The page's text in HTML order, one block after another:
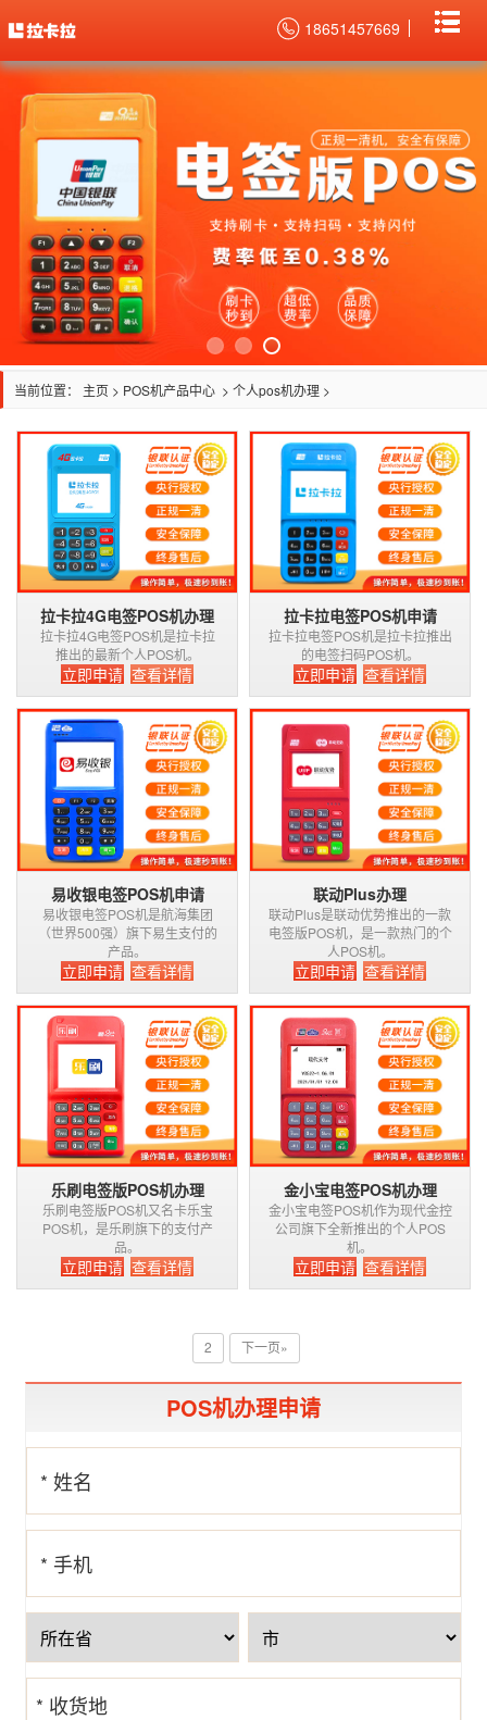
18651457669
当前位置： 主页 > POS机产品中心 > 个人pos机办理 >
拉卡拉4G电签POS机办理
拉卡拉4G电签POS机是拉卡拉
推出的最新个人POS机。
立即申请 查看详情
拉卡拉电签POS机申请
拉卡拉电签POS机是拉卡拉推出
的电签扫码POS机。
立即申请 查看详情
易收银电签POS机申请
易收银电签POS机是航海集团
（世界500强）旗下易生支付的
产品。
立即申请 查看详情
联动Plus办理
联动Plus是联动优势推出的一款
电签版POS机，是一款热门的个
人POS机。
立即申请 查看详情
乐刷电签版POS机办理
乐刷电签版POS机又名卡乐宝
POS机，是乐刷旗下的支付产
品。
立即申请 查看详情
金小宝电签POS机办理
金小宝电签POS机作为现代金控
公司旗下全新推出的个人POS
机。
立即申请 查看详情
2 下一页»
POS机办理申请
* 姓名
* 手机
号
* 收货地